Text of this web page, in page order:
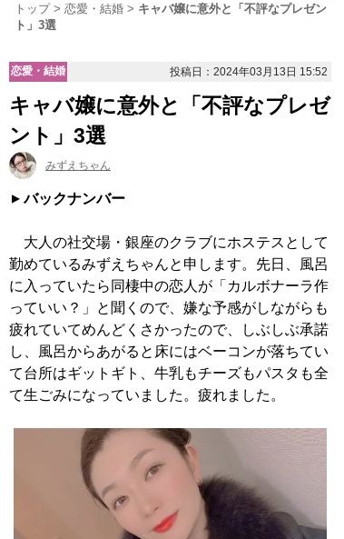
トップ 恋愛・結婚
キャバ嬢に意外と「不評なプレゼン
ト」3選
恋愛・結婚 投稿日：2024年03月13日 15:52
キャバ嬢に意外と「不評なプレゼ
ント」3選
みずえちゃん
バックナンバー
大人の社交場・銀座のクラブにホステスとして
勤めているみずえちゃんと申します。先日、風呂
に入っていたら同棲中の恋人が「カルボナーラ作
っていい？」と聞くので、嫌な予感がしながらも
疲れていてめんどくさかったので、しぶしぶ承諾
し、風呂からあがると床にはベーコンが落ちてい
て台所はギットギト、牛乳もチーズもパスタも全
て生ごみになっていました。疲れました。